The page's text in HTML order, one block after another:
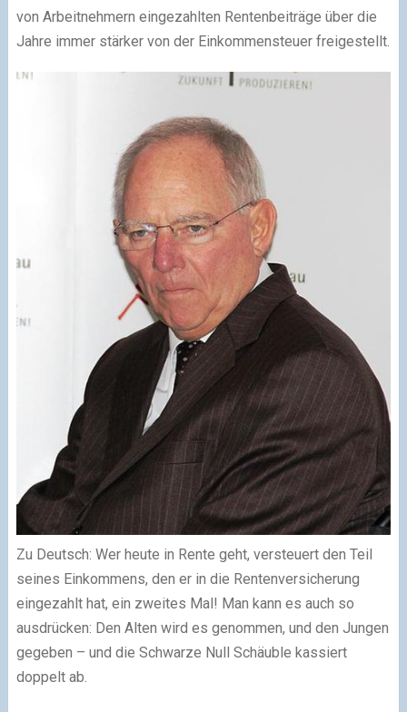
von Arbeitnehmern eingezahlten Rentenbeiträge über die
Jahre immer stärker von der Einkommensteuer freigestellt.
Zu Deutsch: Wer heute in Rente geht, versteuert den Teil
seines Einkommens, den er in die Rentenversicherung
eingezahlt hat, ein zweites Mal! Man kann es auch so
ausdrücken: Den Alten wird es genommen, und den Jungen
gegeben – und die Schwarze Null Schäuble kassiert
doppelt ab.